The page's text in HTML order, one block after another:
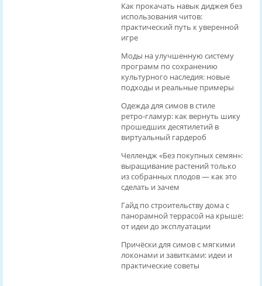
Как прокачать навык диджея без
использования читов:
практический путь к уверенной
игре
Моды на улучшенную систему
программ по сохранению
культурного наследия: новые
подходы и реальные примеры
Одежда для симов в стиле
ретро‑гламур: как вернуть шику
прошедших десятилетий в
виртуальный гардероб
Челлендж «Без покупных семян»:
выращивание растений только
из собранных плодов — как это
сделать и зачем
Гайд по строительству дома с
панорамной террасой на крыше:
от идеи до эксплуатации
Причёски для симов с мягкими
локонами и завитками: идеи и
практические советы